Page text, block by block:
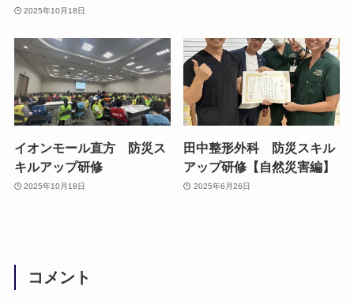
2025年10月18日
イオンモール直方 防災ス
キルアップ研修
2025年10月18日
田中整形外科 防災スキル
アップ研修【自然災害編】
2025年6月26日
コメント